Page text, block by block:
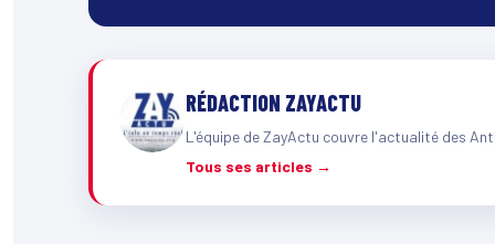
RÉDACTION ZAYACTU
L'équipe de ZayActu couvre l'actualité des
Tous ses articles →